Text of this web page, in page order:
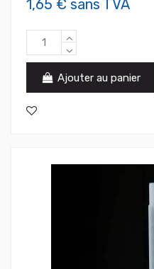
1,65 € sans TVA
Ajouter au panier